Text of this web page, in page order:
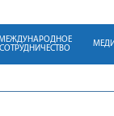
СОТРУДНИЧЕСТВО